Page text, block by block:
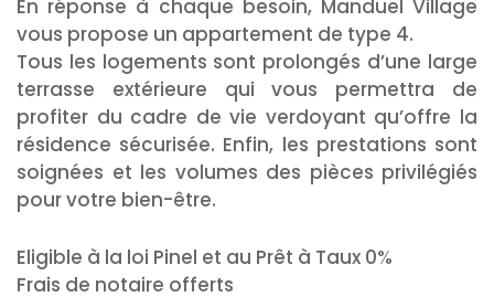
En réponse à chaque besoin, Manduel Village
vous propose un appartement de type 4.
Tous les logements sont prolongés d’une large
terrasse extérieure qui vous permettra de
profiter du cadre de vie verdoyant qu’offre la
résidence sécurisée. Enfin, les prestations sont
soignées et les volumes des pièces privilégiés
pour votre bien-être.
Eligible à la loi Pinel et au Prêt à Taux 0%
Frais de notaire offerts